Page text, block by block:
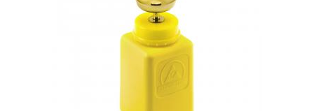
benzín, ředidlo a další hořlavé látky či nehořlavé látky. Odpor: 1012 Ω/sq
Objem: 150ml Materiál: ESD HDPE s disipativními vlastnostmi Barva: